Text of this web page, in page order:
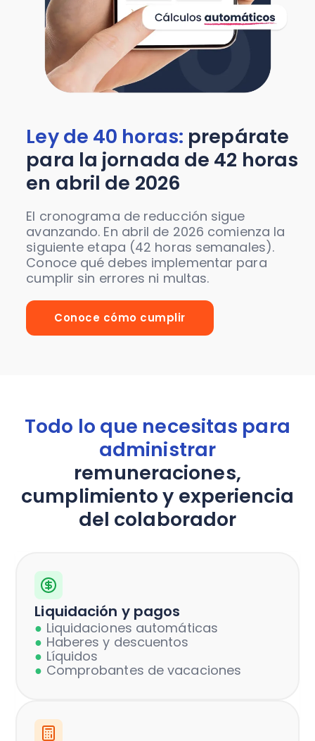
Ley de 40 horas: prepárate
para la jornada de 42 horas
en abril de 2026
El cronograma de reducción sigue
avanzando. En abril de 2026 comienza la
siguiente etapa (42 horas semanales).
Conoce qué debes implementar para
cumplir sin errores ni multas.
Conoce cómo cumplir
Todo lo que necesitas para
administrar
remuneraciones,
cumplimiento y experiencia
del colaborador
Liquidación y pagos
● Liquidaciones automáticas
● Haberes y descuentos
● Líquidos
● Comprobantes de vacaciones